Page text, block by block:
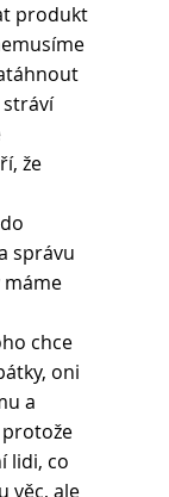
produkt
stráví
že
správu
máme
chce
oni
a
lidi, co
věc, ale